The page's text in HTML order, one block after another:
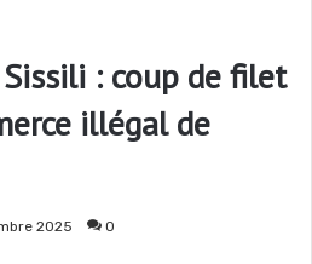
: coup de filet
illégal de
2025 0